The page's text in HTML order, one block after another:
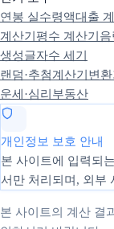
연봉 실수령액대출 계
계산기 평수 계산기
생성글자수 세기
랜덤·추첨계산기 변환
운세·심리 부동산
개인정보 보호 안내
본 사이트에 입력되
서만 처리되며, 외부
본 사이트의 계산 결